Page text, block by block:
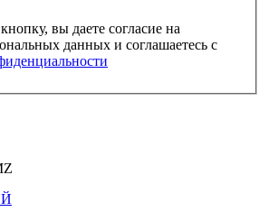
вы даете согласие на
данных и соглашаетесь c